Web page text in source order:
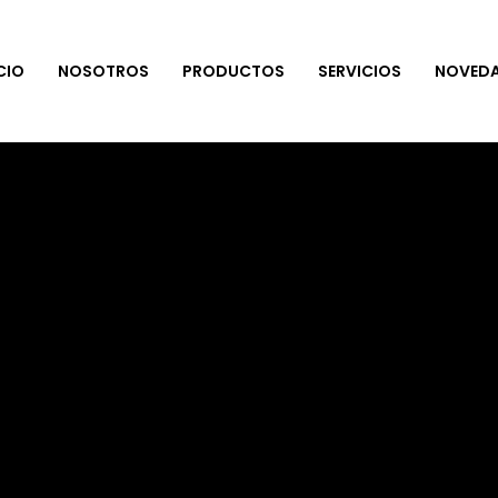
NOSOTROS PRODUCTOS SERVICIOS